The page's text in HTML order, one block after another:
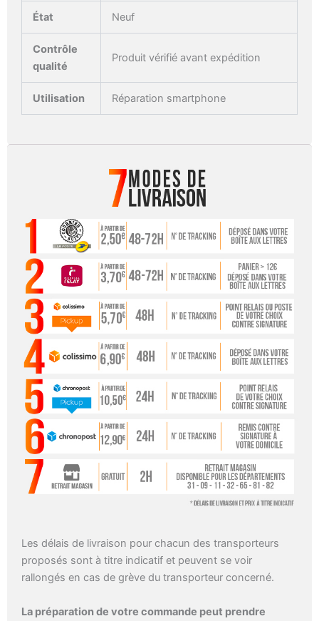
État Neuf
Contrôle
qualité
Produit vérifié avant expédition
Utilisation Réparation smartphone
Les délais de livraison pour chacun des transporteurs
proposés sont à titre indicatif et peuvent se voir
rallongés en cas de grève du transporteur concerné.
La préparation de votre commande peut prendre